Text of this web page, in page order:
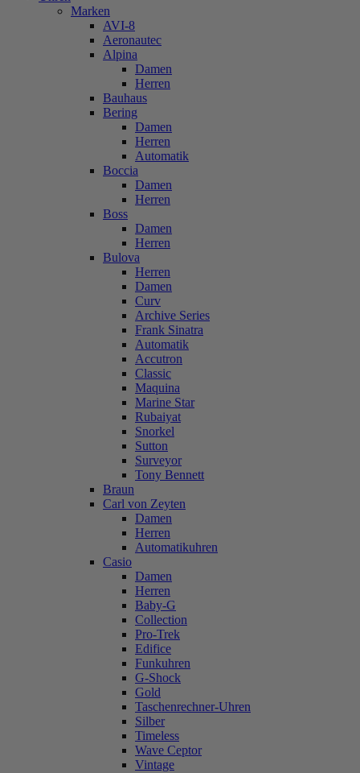
Marken
AVI-8
Aeronautec
Alpina
Damen
Herren
Bauhaus
Bering
Damen
Herren
Automatik
Boccia
Damen
Herren
Boss
Damen
Herren
Bulova
Herren
Damen
Curv
Archive Series
Frank Sinatra
Automatik
Accutron
Classic
Maquina
Marine Star
Rubaiyat
Snorkel
Sutton
Surveyor
Tony Bennett
Braun
Carl von Zeyten
Damen
Herren
Automatikuhren
Casio
Damen
Herren
Baby-G
Collection
Pro-Trek
Edifice
Funkuhren
G-Shock
Gold
Taschenrechner-Uhren
Silber
Timeless
Wave Ceptor
Vintage